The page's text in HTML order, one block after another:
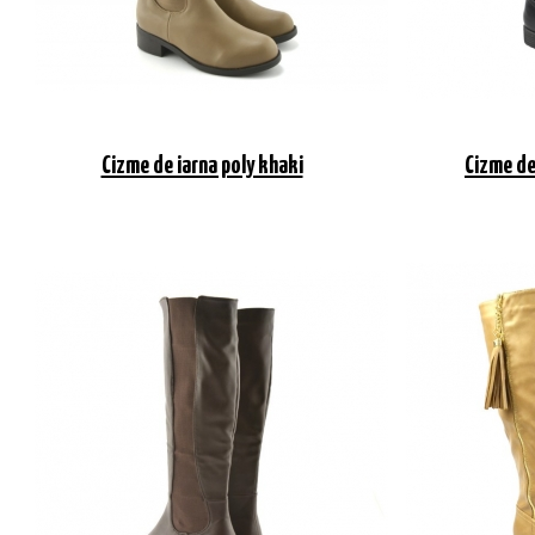
Cizme de iarna poly khaki Cizme